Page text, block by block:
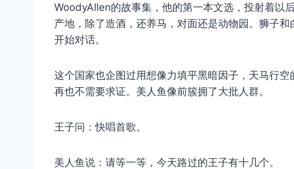
WoodyAllen的故事集，他的第一本文选，投射着以
产地，除了造酒，还养马，对面还是动物园。狮子
开始对话。
这个国家也企图过用想像力填平黑暗因子，天马行
再也不需要求证。美人鱼像前簇拥了大批人群。
王子问：快唱首歌。
美人鱼说：请等一等，今天路过的王子有十几个。